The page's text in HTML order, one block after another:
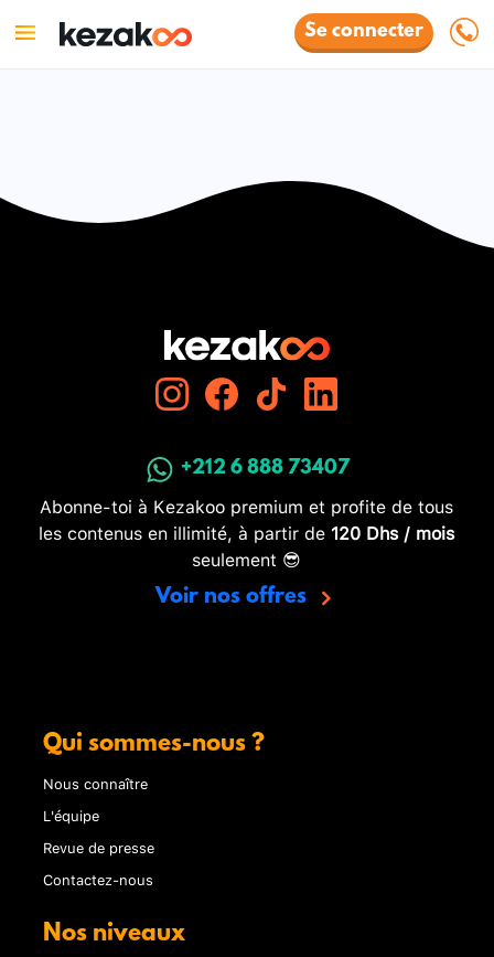
Se connecter
+212 6 888 73407
Abonne-toi à Kezakoo premium et profite de tous
les contenus en illimité, à partir de 120 Dhs / mois
seulement 😎
Voir nos offres
Qui sommes-nous ?
Nous connaître
L'équipe
Revue de presse
Contactez-nous
Nos niveaux